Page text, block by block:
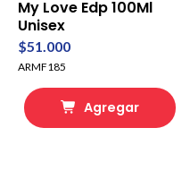
My Love Edp 100Ml
Unisex
$51.000
ARMF185
Agregar